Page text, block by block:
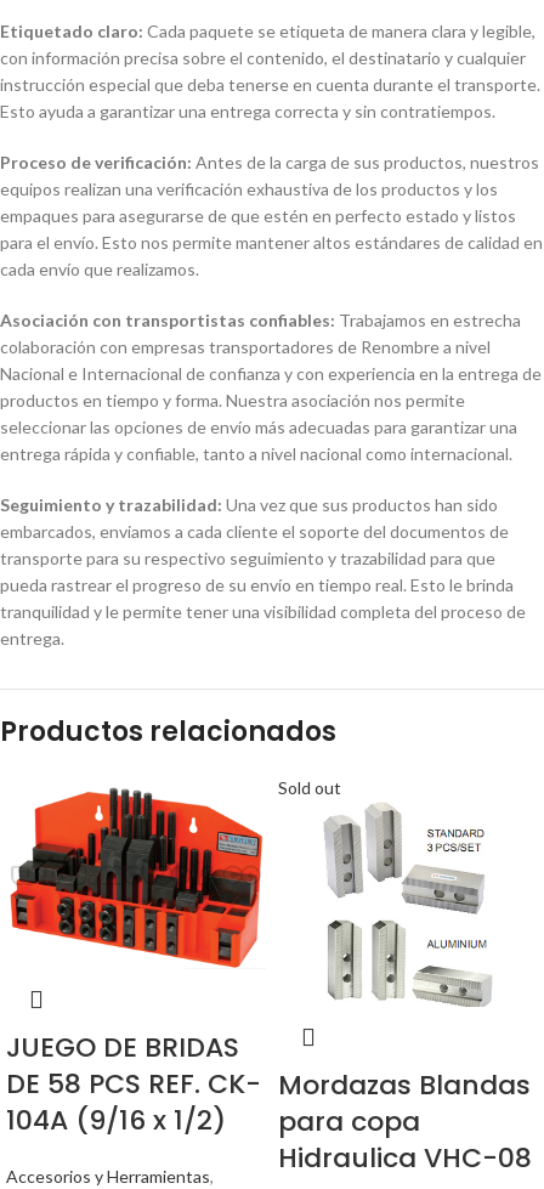
Etiquetado claro: Cada paquete se etiqueta de manera clara y legible,
con información precisa sobre el contenido, el destinatario y cualquier
instrucción especial que deba tenerse en cuenta durante el transporte.
Esto ayuda a garantizar una entrega correcta y sin contratiempos.
Proceso de verificación: Antes de la carga de sus productos, nuestros
equipos realizan una verificación exhaustiva de los productos y los
empaques para asegurarse de que estén en perfecto estado y listos
para el envío. Esto nos permite mantener altos estándares de calidad en
cada envío que realizamos.
Asociación con transportistas confiables: Trabajamos en estrecha
colaboración con empresas transportadores de Renombre a nivel
Nacional e Internacional de confianza y con experiencia en la entrega de
productos en tiempo y forma. Nuestra asociación nos permite
seleccionar las opciones de envío más adecuadas para garantizar una
entrega rápida y confiable, tanto a nivel nacional como internacional.
Seguimiento y trazabilidad: Una vez que sus productos han sido
embarcados, enviamos a cada cliente el soporte del documentos de
transporte para su respectivo seguimiento y trazabilidad para que
pueda rastrear el progreso de su envío en tiempo real. Esto le brinda
tranquilidad y le permite tener una visibilidad completa del proceso de
entrega.
Productos relacionados
JUEGO DE BRIDAS
DE 58 PCS REF. CK-
104A (9/16 x 1/2)
Accesorios y Herramientas,
Sold out
Mordazas Blandas
para copa
Hidraulica VHC-08